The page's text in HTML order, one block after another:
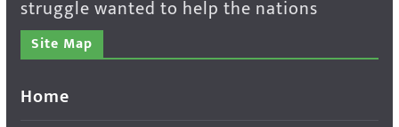
struggle wanted to help the nations
Site Map
Home